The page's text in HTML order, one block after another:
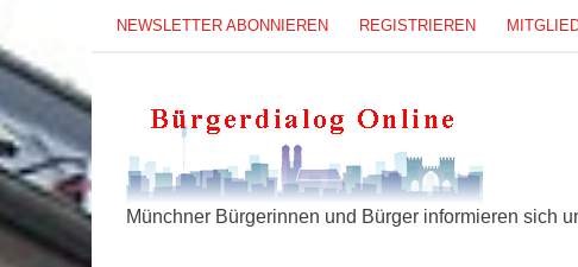
NEWSLETTER ABONNIEREN REGISTRIEREN
Münchner Bürgerinnen und Bürger informieren sich